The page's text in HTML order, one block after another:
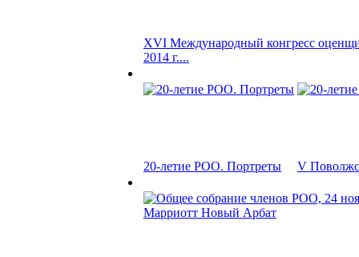
XVI Международный конгресс
2014 г....
20-летие РОО. Портреты V